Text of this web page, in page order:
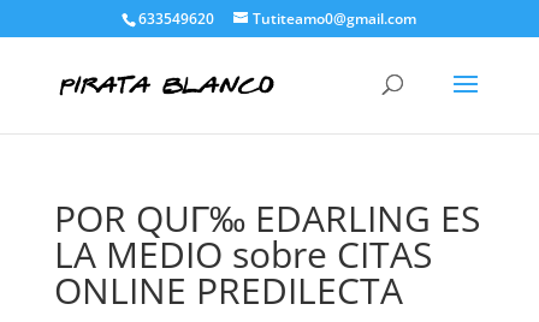
633549620 Tutiteamo0@gmail.com
POR QUГ‰ EDARLING ES
LA MEDIO sobre CITAS
ONLINE PREDILECTA